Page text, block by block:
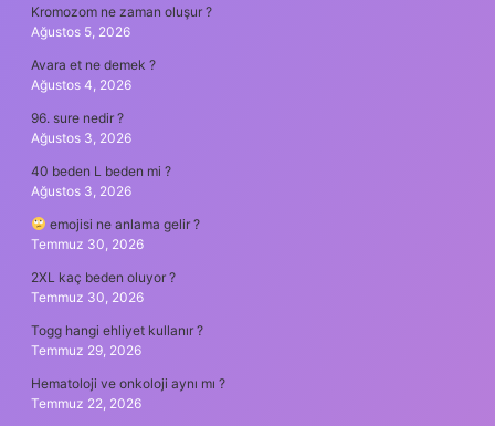
Kromozom ne zaman oluşur ?
Ağustos 5, 2026
Avara et ne demek ?
Ağustos 4, 2026
96. sure nedir ?
Ağustos 3, 2026
40 beden L beden mi ?
Ağustos 3, 2026
emojisi ne anlama gelir ?
Temmuz 30, 2026
2XL kaç beden oluyor ?
Temmuz 30, 2026
Togg hangi ehliyet kullanır ?
Temmuz 29, 2026
Hematoloji ve onkoloji aynı mı ?
Temmuz 22, 2026